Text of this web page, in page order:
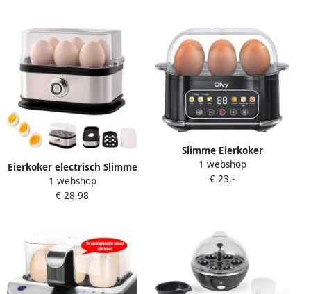
Eierkoker electrisch Slimme
Eierkoker Met
Automatische Uitschakeling
Zachtgekookte Eieren
Knopgestuurd Bediening-
Voor 6 Eieren
1 webshop
€ 28,98
Slimme Eierkoker
Elektrische Koker Ontbijt
Maken LCD Timer 6 Eieren
1 webshop
€ 23,-